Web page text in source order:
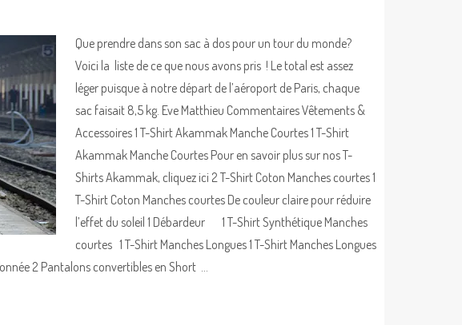
Que prendre dans son sac à dos pour un tour du monde?
Voici la liste de ce que nous avons pris ! Le total est assez
léger puisque à notre départ de l’aéroport de Paris, chaque
sac faisait 8,5 kg. Eve Matthieu Commentaires Vêtements &
Accessoires 1 T-Shirt Akammak Manche Courtes 1 T-Shirt
Akammak Manche Courtes Pour en savoir plus sur nos T-
Shirts Akammak, cliquez ici 2 T-Shirt Coton Manches courtes 1
T-Shirt Coton Manches courtes De couleur claire pour réduire
l’effet du soleil 1 Débardeur 1 T-Shirt Synthétique Manches
courtes 1 T-Shirt Manches Longues 1 T-Shirt Manches Longues
2 Pantalons convertibles en Short …